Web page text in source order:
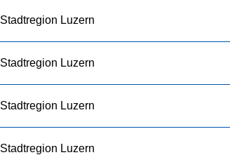
Stadtregion Luzern
Stadtregion Luzern
Stadtregion Luzern
Stadtregion Luzern